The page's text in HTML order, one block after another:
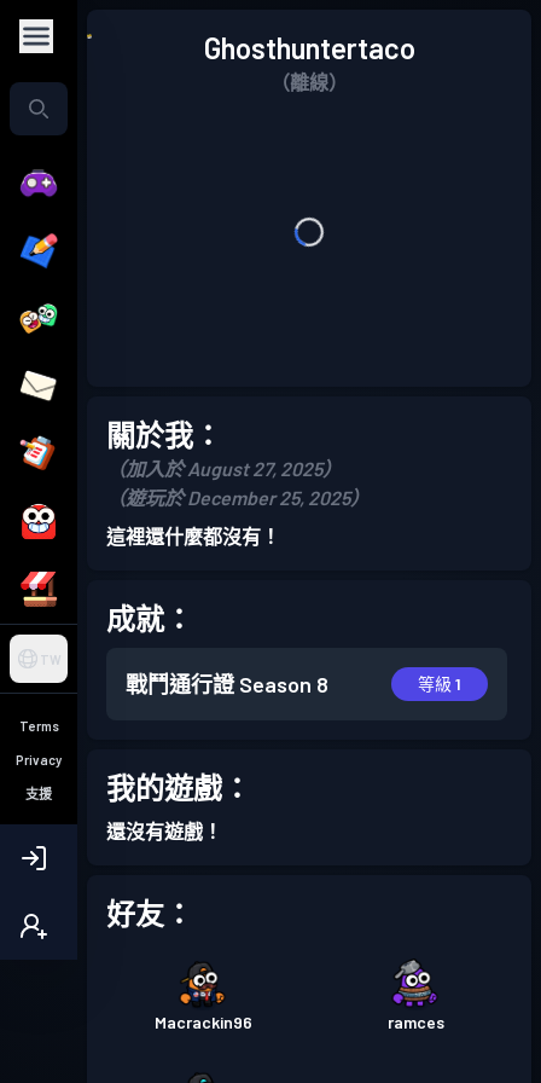
TW
Terms
Privacy
支援
Ghosthuntertaco
（離線）
關於我：
（加入於 August 27, 2025）
（遊玩於 December 25, 2025）
這裡還什麼都沒有！
成就：
戰鬥通行證 Season 8 等級 1
我的遊戲：
還沒有遊戲！
好友：
Macrackin96 ramces